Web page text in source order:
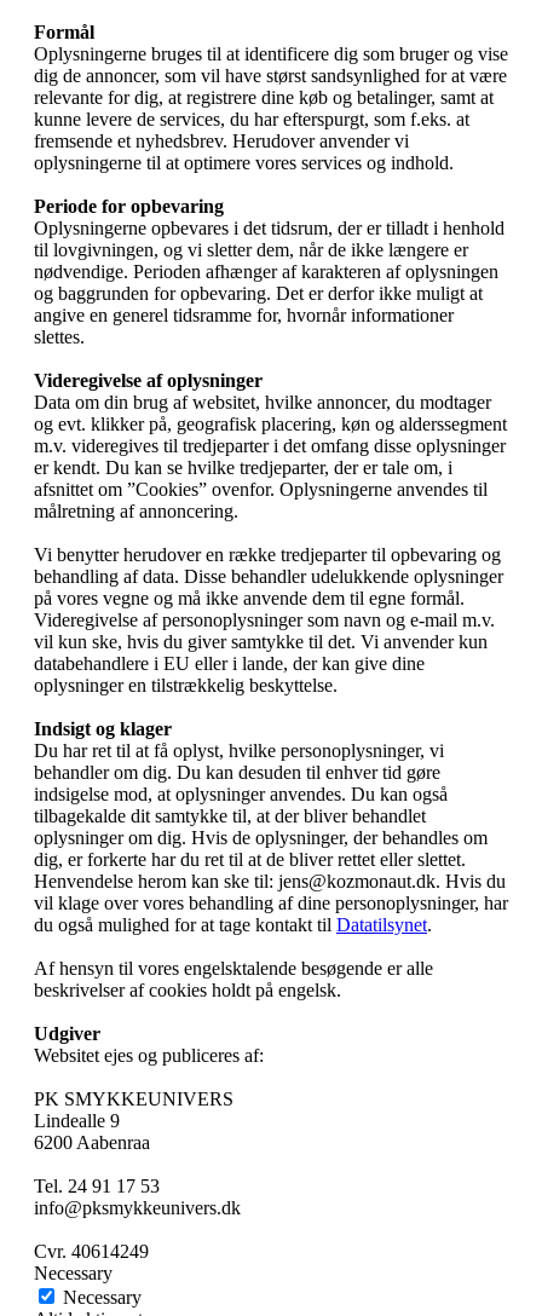
Formål
Oplysningerne bruges til at identificere dig som bruger og vise
dig de annoncer, som vil have størst sandsynlighed for at være
relevante for dig, at registrere dine køb og betalinger, samt at
kunne levere de services, du har efterspurgt, som f.eks. at
fremsende et nyhedsbrev. Herudover anvender vi
oplysningerne til at optimere vores services og indhold.
Periode for opbevaring
Oplysningerne opbevares i det tidsrum, der er tilladt i henhold
til lovgivningen, og vi sletter dem, når de ikke længere er
nødvendige. Perioden afhænger af karakteren af oplysningen
og baggrunden for opbevaring. Det er derfor ikke muligt at
angive en generel tidsramme for, hvornår informationer
slettes.
Videregivelse af oplysninger
Data om din brug af websitet, hvilke annoncer, du modtager
og evt. klikker på, geografisk placering, køn og alderssegment
m.v. videregives til tredjeparter i det omfang disse oplysninger
er kendt. Du kan se hvilke tredjeparter, der er tale om, i
afsnittet om ”Cookies” ovenfor. Oplysningerne anvendes til
målretning af annoncering.
Vi benytter herudover en række tredjeparter til opbevaring og
behandling af data. Disse behandler udelukkende oplysninger
på vores vegne og må ikke anvende dem til egne formål.
Videregivelse af personoplysninger som navn og e-mail m.v.
vil kun ske, hvis du giver samtykke til det. Vi anvender kun
databehandlere i EU eller i lande, der kan give dine
oplysninger en tilstrækkelig beskyttelse.
Indsigt og klager
Du har ret til at få oplyst, hvilke personoplysninger, vi
behandler om dig. Du kan desuden til enhver tid gøre
indsigelse mod, at oplysninger anvendes. Du kan også
tilbagekalde dit samtykke til, at der bliver behandlet
oplysninger om dig. Hvis de oplysninger, der behandles om
dig, er forkerte har du ret til at de bliver rettet eller slettet.
Henvendelse herom kan ske til: jens@kozmonaut.dk. Hvis du
vil klage over vores behandling af dine personoplysninger, har
du også mulighed for at tage kontakt til Datatilsynet.
Af hensyn til vores engelsktalende besøgende er alle
beskrivelser af cookies holdt på engelsk.
Udgiver
Websitet ejes og publiceres af:
PK SMYKKEUNIVERS
Lindealle 9
6200 Aabenraa
Tel. 24 91 17 53
info@pksmykkeunivers.dk
Cvr. 40614249
Necessary
Necessary